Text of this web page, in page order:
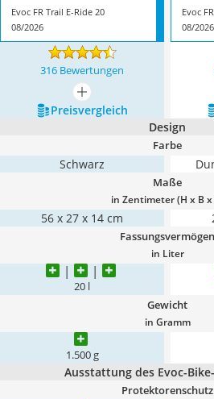
Evoc FR Trail E-Ride 20
08/2026
Evoc
08/2026
316 Bewertungen
mehr anzeigen
Preis­vergleich
Design
Farbe
Schwarz
Maße
in Zentimeter (H x B x
56 x 27 x 14 cm
Fassungsvermögen
in Liter
20 l
Gewicht
in Gramm
1.500 g
Ausstattung des Evoc-
Protektorenschutz